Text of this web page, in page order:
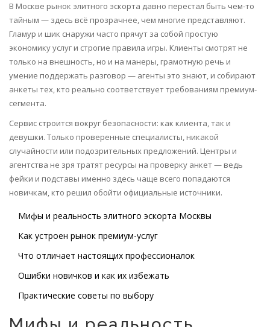
В Москве рынок элитного эскорта давно перестал быть чем-то
тайным — здесь всё прозрачнее, чем многие представляют.
Гламур и шик снаружи часто прячут за собой простую
экономику услуг и строгие правила игры. Клиенты смотрят не
только на внешность, но и на манеры, грамотную речь и
умение поддержать разговор — агенты это знают, и собирают
анкеты тех, кто реально соответствует требованиям премиум-
сегмента.
Сервис строится вокруг безопасности: как клиента, так и
девушки. Только проверенные специалисты, никакой
случайности или подозрительных предложений. Центры и
агентства не зря тратят ресурсы на проверку анкет — ведь
фейки и подставы именно здесь чаще всего попадаются
новичкам, кто решил обойти официальные источники.
Мифы и реальность элитного эскорта Москвы
Как устроен рынок премиум-услуг
Что отличает настоящих профессионалок
Ошибки новичков и как их избежать
Практические советы по выбору